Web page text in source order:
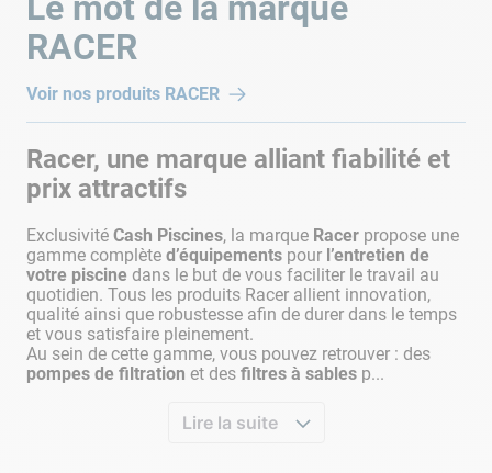
RACER
Voir nos produits RACER
Racer, une marque alliant fiabilité et
prix attractifs
Exclusivité Cash Piscines, la marque Racer propose une
gamme complète d’équipements pour l’entretien de
votre piscine dans le but de vous faciliter le travail au
quotidien. Tous les produits Racer allient innovation,
qualité ainsi que robustesse afin de durer dans le temps
et vous satisfaire pleinement.
Au sein de cette gamme, vous pouvez retrouver : des
pompes de filtration et des filtres à sables p...
Lire la suite